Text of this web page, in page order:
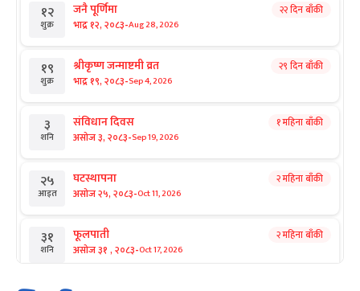
१२
शुक्र
जनै पूर्णिमा
भाद्र १२, २०८३-Aug 28, 2026
२२ दिन बाँकी
१९
शुक्र
श्रीकृष्ण जन्माष्टमी व्रत
भाद्र १९, २०८३-Sep 4, 2026
२९ दिन बाँकी
३
शनि
संविधान दिवस
असोज ३, २०८३-Sep 19, 2026
१ महिना बाँकी
२५
आइत
घटस्थापना
असोज २५, २०८३-Oct 11, 2026
२ महिना बाँकी
३१
शनि
फूलपाती
असोज ३१ , २०८३-Oct 17, 2026
२ महिना बाँकी